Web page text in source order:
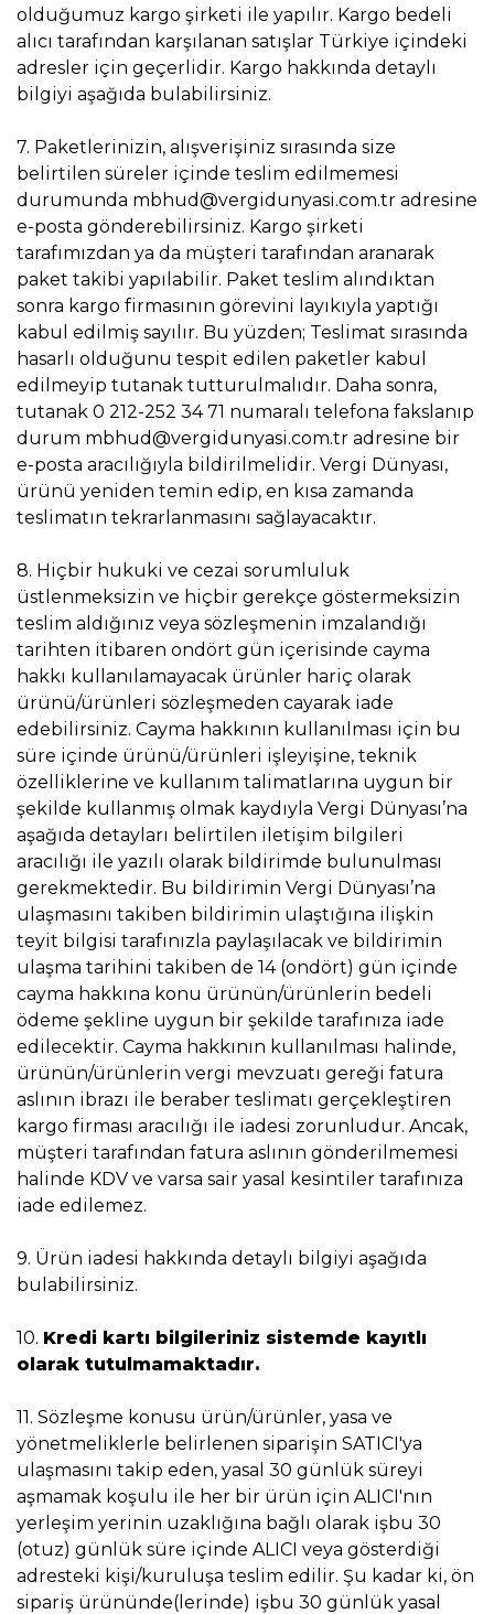
olduğumuz kargo şirketi ile yapılır. Kargo bedeli
alıcı tarafından karşılanan satışlar Türkiye içindeki
adresler için geçerlidir. Kargo hakkında detaylı
bilgiyi aşağıda bulabilirsiniz.
7. Paketlerinizin, alışverişiniz sırasında size
belirtilen süreler içinde teslim edilmemesi
durumunda mbhud@vergidunyasi.com.tr adresine
e-posta gönderebilirsiniz. Kargo şirketi
tarafımızdan ya da müşteri tarafından aranarak
paket takibi yapılabilir. Paket teslim alındıktan
sonra kargo firmasının görevini layıkıyla yaptığı
kabul edilmiş sayılır. Bu yüzden; Teslimat sırasında
hasarlı olduğunu tespit edilen paketler kabul
edilmeyip tutanak tutturulmalıdır. Daha sonra,
tutanak 0 212-252 34 71 numaralı telefona fakslanıp
durum mbhud@vergidunyasi.com.tr adresine bir
e-posta aracılığıyla bildirilmelidir. Vergi Dünyası,
ürünü yeniden temin edip, en kısa zamanda
teslimatın tekrarlanmasını sağlayacaktır.
8. Hiçbir hukuki ve cezai sorumluluk
üstlenmeksizin ve hiçbir gerekçe göstermeksizin
teslim aldığınız veya sözleşmenin imzalandığı
tarihten itibaren ondört gün içerisinde cayma
hakkı kullanılamayacak ürünler hariç olarak
ürünü/ürünleri sözleşmeden cayarak iade
edebilirsiniz. Cayma hakkının kullanılması için bu
süre içinde ürünü/ürünleri işleyişine, teknik
özelliklerine ve kullanım talimatlarına uygun bir
şekilde kullanmış olmak kaydıyla Vergi Dünyası’na
aşağıda detayları belirtilen iletişim bilgileri
aracılığı ile yazılı olarak bildirimde bulunulması
gerekmektedir. Bu bildirimin Vergi Dünyası’na
ulaşmasını takiben bildirimin ulaştığına ilişkin
teyit bilgisi tarafınızla paylaşılacak ve bildirimin
ulaşma tarihini takiben de 14 (ondört) gün içinde
cayma hakkına konu ürünün/ürünlerin bedeli
ödeme şekline uygun bir şekilde tarafınıza iade
edilecektir. Cayma hakkının kullanılması halinde,
ürünün/ürünlerin vergi mevzuatı gereği fatura
aslının ibrazı ile beraber teslimatı gerçekleştiren
kargo firması aracılığı ile iadesi zorunludur. Ancak,
müşteri tarafından fatura aslının gönderilmemesi
halinde KDV ve varsa sair yasal kesintiler tarafınıza
iade edilemez.
9. Ürün iadesi hakkında detaylı bilgiyi aşağıda
bulabilirsiniz.
10. Kredi kartı bilgileriniz sistemde kayıtlı
olarak tutulmamaktadır.
11. Sözleşme konusu ürün/ürünler, yasa ve
yönetmeliklerle belirlenen siparişin SATICI'ya
ulaşmasını takip eden, yasal 30 günlük süreyi
aşmamak koşulu ile her bir ürün için ALICI'nın
yerleşim yerinin uzaklığına bağlı olarak işbu 30
(otuz) günlük süre içinde ALICI veya gösterdiği
adresteki kişi/kuruluşa teslim edilir. Şu kadar ki, ön
sipariş ürününde(lerinde) işbu 30 günlük yasal